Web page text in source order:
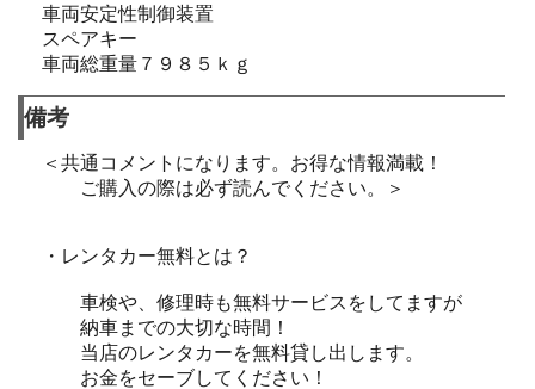
車両安定性制御装置
スペアキー
車両総重量７９８５ｋｇ
備考
＜共通コメントになります。お得な情報満載！
ご購入の際は必ず読んでください。＞
・レンタカー無料とは？
車検や、修理時も無料サービスをしてますが
納車までの大切な時間！
当店のレンタカーを無料貸し出します。
お金をセーブしてください！